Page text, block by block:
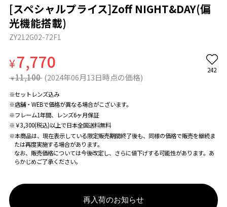
[スペシャルプライス]Zoff NIGHT&DAY(偏
光機能搭載)
ZY212G02-72F1
¥7,770
¥ 11,100 (2024年06月13日時点の価格)
242
※セットレンズ込み
※店舗・WEBで価格が異なる場合がこざいます。
※フレーム1年間、レンズ6ヶ月保証
※￥3,300(税込)以上で日本全国送料無料
※本商品は、現在表示している限定販売期間終了後も、同様の価格で販売を継続ま
たは再度実施する場合があります。
なお、販売価格については今後改定し、さらに値下げする可能性があります。あ
らかじめご了承ください。
再入荷のお知らせ